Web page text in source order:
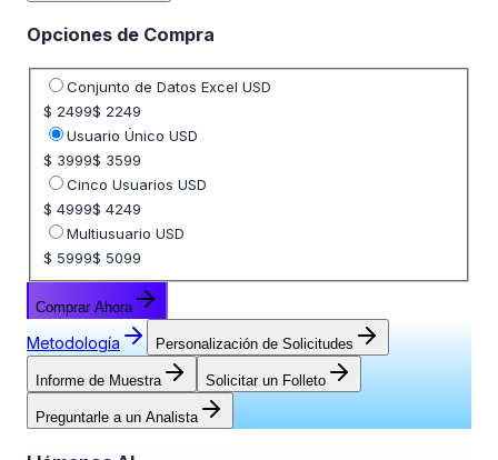
Opciones de Compra
Seleccione opción de precio
Conjunto de Datos Excel USD
$ 2499$ 2249
Usuario Único USD
$ 3999$ 3599
Cinco Usuarios USD
$ 4999$ 4249
Multiusuario USD
$ 5999$ 5099
Comprar Ahora
Metodología Personalización de Solicitudes
Informe de Muestra Solicitar un Folleto
Preguntarle a un Analista